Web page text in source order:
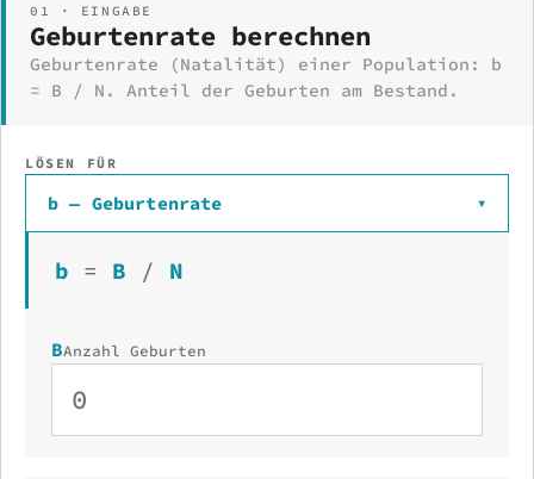
01 · EINGABE
Geburtenrate berechnen
Geburtenrate (Natalität) einer Population: b
= B / N. Anteil der Geburten am Bestand.
LÖSEN FÜR
b — Geburtenrate ▾
b = B / N
BAnzahl Geburten